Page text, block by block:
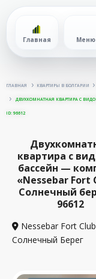
Главная Меню
ГЛАВНАЯ КВАРТИРЫ В БОЛГАРИИ
ДВУХКОМНАТНАЯ КВАРТИРА С
ID: 96612
квартира с
бассейн —
«Nessebar Fort
Солнечный
96612
Nessebar Fort
Солнечный Берег